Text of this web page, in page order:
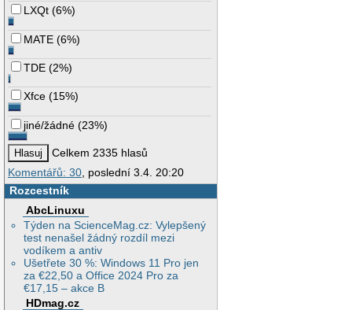
LXQt (6%)
MATE (6%)
TDE (2%)
Xfce (15%)
jiné/žádné (23%)
Celkem 2335 hlasů
Komentářů: 30, poslední 3.4. 20:20
Rozcestník
AbcLinuxu
Týden na ScienceMag.cz: Vylepšený
test nenašel žádný rozdíl mezi
vodíkem a antiv
Ušetřete 30 %: Windows 11 Pro jen
za €22,50 a Office 2024 Pro za
€17,15 – akce B
HDmag.cz